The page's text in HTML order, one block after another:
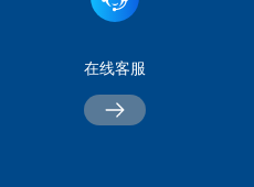
在线客服